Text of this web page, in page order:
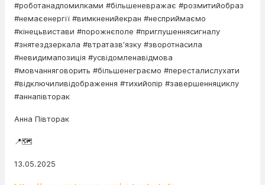
#роботанадпомилками #більшеневражає #розмитийобраз
#немаєенергії #вимкненийекран #несприймаємо
#кінецьвистави #порожнєполе #приглушеннясигналу
#знятездзеркала #втратазвʼязку #зворотнасила
#невидимапозиція #усвідомленавідмова
#мовчанняговорить #більшенеграємо #пересталислухати
#відключиливідображення #тихийопір #завершенняциклу
#аннапівторак
Анна Півторак
📍🗺️
13.05.2025